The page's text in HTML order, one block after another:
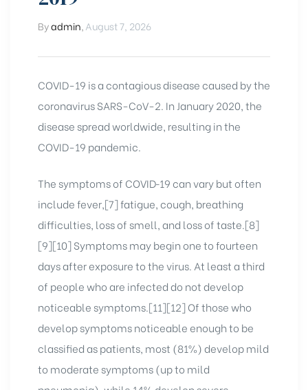
Byadmin August 7, 2026
COVID-19 is a contagious disease caused by the
coronavirus SARS-CoV-2. In January 2020, the
disease spread worldwide, resulting in the
COVID-19 pandemic.
The symptoms of COVID‑19 can vary but often
include fever,[7] fatigue, cough, breathing
difficulties, loss of smell, and loss of taste.[8]
[9][10] Symptoms may begin one to fourteen
days after exposure to the virus. At least a third
of people who are infected do not develop
noticeable symptoms.[11][12] Of those who
develop symptoms noticeable enough to be
classified as patients, most (81%) develop mild
to moderate symptoms (up to mild